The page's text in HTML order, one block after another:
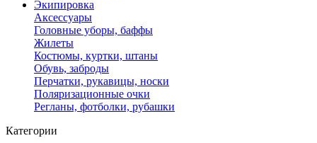
Экипировка
Аксессуары
Головные уборы, баффы
Жилеты
Костюмы, куртки, штаны
Обувь, заброды
Перчатки, рукавицы, носки
Поляризационные очки
Регланы, фотболки, рубашки
Категории